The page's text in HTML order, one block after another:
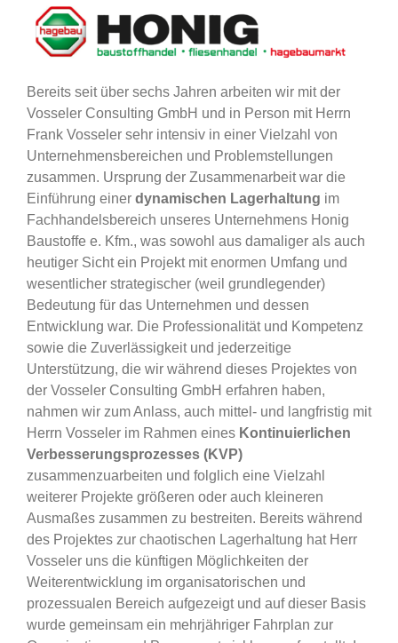
Bereits seit über sechs Jahren arbeiten wir mit der
Vosseler Consulting GmbH und in Person mit Herrn
Frank Vosseler sehr intensiv in einer Vielzahl von
Unternehmensbereichen und Problemstellungen
zusammen. Ursprung der Zusammenarbeit war die
Einführung einer dynamischen Lagerhaltung im
Fachhandelsbereich unseres Unternehmens Honig
Baustoffe e. Kfm., was sowohl aus damaliger als auch
heutiger Sicht ein Projekt mit enormen Umfang und
wesentlicher strategischer (weil grundlegender)
Bedeutung für das Unternehmen und dessen
Entwicklung war. Die Professionalität und Kompetenz
sowie die Zuverlässigkeit und jederzeitige
Unterstützung, die wir während dieses Projektes von
der Vosseler Consulting GmbH erfahren haben,
nahmen wir zum Anlass, auch mittel- und langfristig mit
Herrn Vosseler im Rahmen eines Kontinuierlichen
Verbesserungsprozesses (KVP)
zusammenzuarbeiten und folglich eine Vielzahl
weiterer Projekte größeren oder auch kleineren
Ausmaßes zusammen zu bestreiten. Bereits während
des Projektes zur chaotischen Lagerhaltung hat Herr
Vosseler uns die künftigen Möglichkeiten der
Weiterentwicklung im organisatorischen und
prozessualen Bereich aufgezeigt und auf dieser Basis
wurde gemeinsam ein mehrjähriger Fahrplan zur